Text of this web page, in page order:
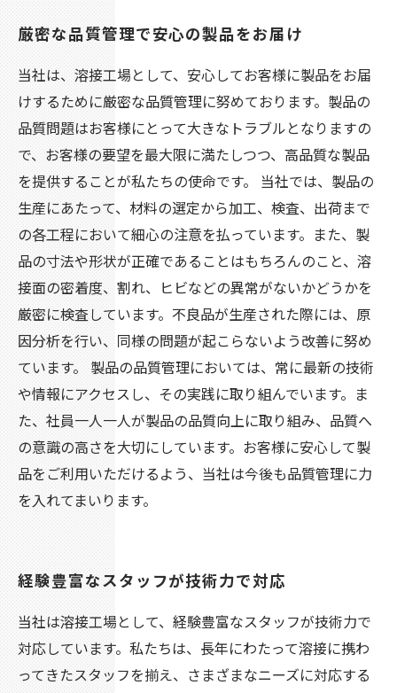
厳密な品質管理で安心の製品をお届け
当社は、溶接工場として、安心してお客様に製品をお届
けするために厳密な品質管理に努めております。製品の
品質問題はお客様にとって大きなトラブルとなりますの
で、お客様の要望を最大限に満たしつつ、高品質な製品
を提供することが私たちの使命です。 当社では、製品の
生産にあたって、材料の選定から加工、検査、出荷まで
の各工程において細心の注意を払っています。また、製
品の寸法や形状が正確であることはもちろんのこと、溶
接面の密着度、割れ、ヒビなどの異常がないかどうかを
厳密に検査しています。不良品が生産された際には、原
因分析を行い、同様の問題が起こらないよう改善に努め
ています。 製品の品質管理においては、常に最新の技術
や情報にアクセスし、その実践に取り組んでいます。ま
た、社員一人一人が製品の品質向上に取り組み、品質へ
の意識の高さを大切にしています。お客様に安心して製
品をご利用いただけるよう、当社は今後も品質管理に力
を入れてまいります。
経験豊富なスタッフが技術力で対応
当社は溶接工場として、経験豊富なスタッフが技術力で
対応しています。私たちは、長年にわたって溶接に携わ
ってきたスタッフを揃え、さまざまなニーズに対応する